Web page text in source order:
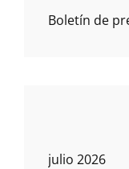
Boletín de
julio 2026